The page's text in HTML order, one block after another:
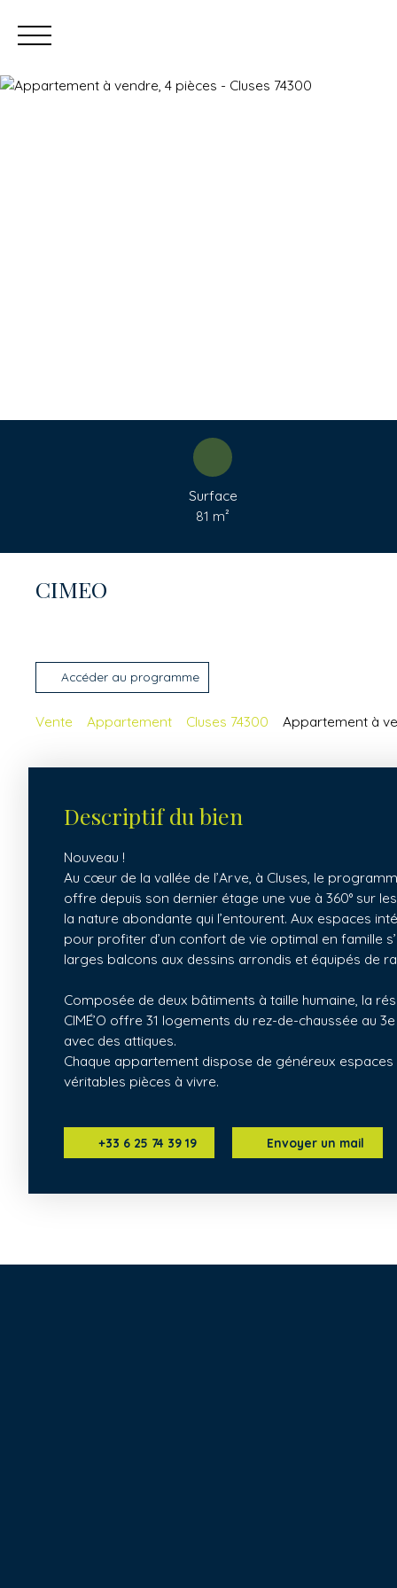
Surface
81 m²
CIMEO
Accéder au programme
Vente Appartement Cluses 74300 Appartement à
Descriptif du bien
Nouveau !
Au cœur de la vallée de l’Arve, à Cluses, le
offre depuis son dernier étage une vue à 360° sur
la nature abondante qui l’entourent. Aux espaces
pour profiter d’un confort de vie optimal en famille
larges balcons aux dessins arrondis et équipés de
Composée de deux bâtiments à taille humaine, la
CIMÉ’O offre 31 logements du rez-de-chaussée au
avec des attiques.
Chaque appartement dispose de généreux
véritables pièces à vivre.
+33 6 25 74 39 19 Envoyer un mail